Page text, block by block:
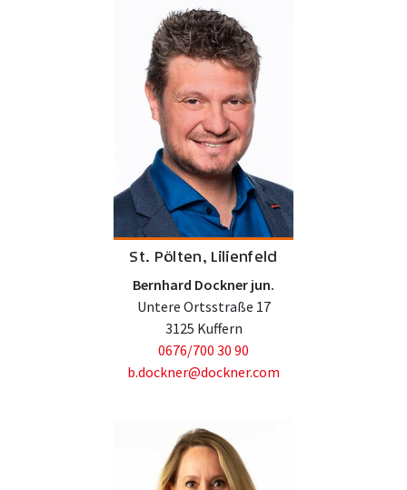
St. Pölten, Lilienfeld
Bernhard Dockner jun.
Untere Ortsstraße 17
3125 Kuffern
0676/700 30 90
b.dockner@dockner.com